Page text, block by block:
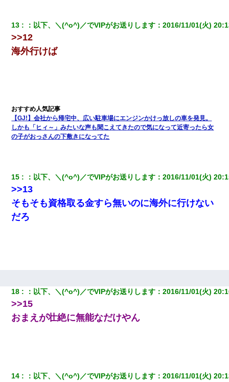
32歳ワイ、34歳の可愛い女と付き合うも現実を知ってしまい無事
死亡・・・
私が遺産を相続。→それを知った義両親が「旅行代金を出せ！」
「リフォーム費用を負担しろ！」「金の管理は私達がする！」と
浅ましくも集りにきた。
13 ： 以下、＼(^o^)／でVIPがお送りします ：2016/11/01(火)
>>12
海外行けば
【GJ!】会社から帰宅中、広い駐車場にエンジンかけっ放しの車を発見。
しかも「ヒィ～」みたいな声も聞こえてきたので気になって近寄ったら女
の子がおっさんの下敷きになってた
15 ： 以下、＼(^o^)／でVIPがお送りします ：2016/11/01(火)
>>13
そもそも資格取る金すら無いのに海外に行けない
だろ
18 ： 以下、＼(^o^)／でVIPがお送りします ：2016/11/01(火)
>>15
おまえが壮絶に無能なだけやん
14 ： 以下、＼(^o^)／でVIPがお送りします ：2016/11/01(火)